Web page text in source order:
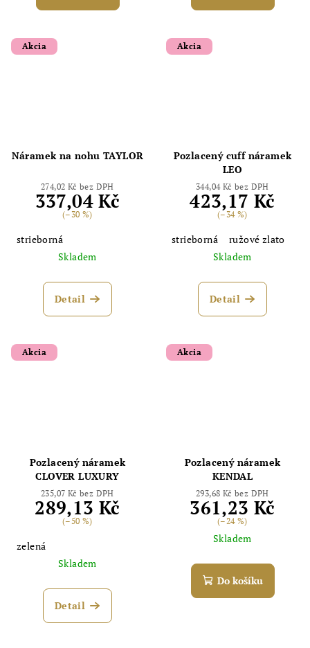
Akcia
Náramek na nohu TAYLOR
274,02 Kč bez DPH
337,04 Kč
(–30 %)
strieborná
Skladem
Detail
Akcia
Pozlacený cuff náramek
LEO
344,04 Kč bez DPH
423,17 Kč
(–34 %)
strieborná
ružové zlato
Skladem
Detail
Akcia
Pozlacený náramek
CLOVER LUXURY
235,07 Kč bez DPH
289,13 Kč
(–50 %)
zelená
Skladem
Detail
Akcia
Pozlacený náramek
KENDAL
293,68 Kč bez DPH
361,23 Kč
(–24 %)
Skladem
Do košíku
Powered by chaterimo